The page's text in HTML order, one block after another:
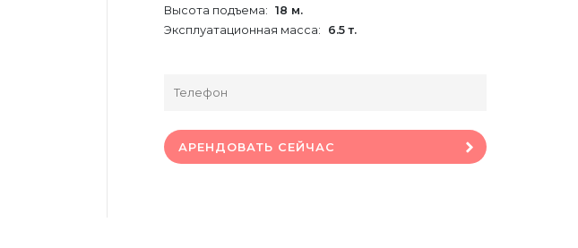
Высота подъема: 18 м.
Эксплуатационная масса:
6.5 т.
АРЕНДОВАТЬ СЕЙЧАС